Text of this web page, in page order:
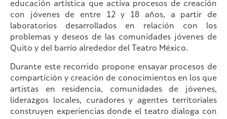
educación artística que activa procesos de creación
con jóvenes de entre 12 y 18 años, a partir de
laboratorios desarrollados en relación con los
problemas y deseos de las comunidades jóvenes de
Quito y del barrio alrededor del Teatro México.
Durante este recorrido propone ensayar procesos de
compartición y creación de conocimientos en los que
artistas en residencia, comunidades de jóvenes,
liderazgos locales, curadores y agentes territoriales
construyen experiencias donde el teatro dialoga con